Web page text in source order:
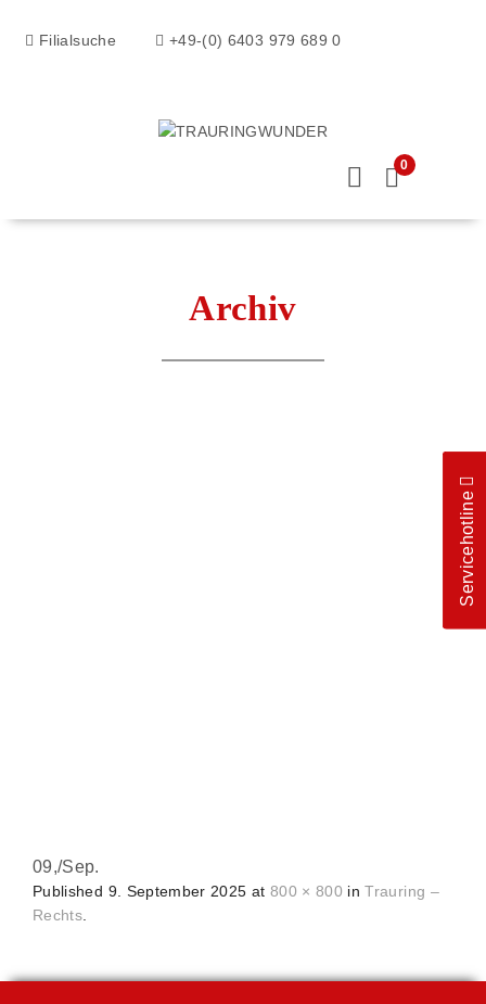
Filialsuche +49-(0) 6403 979 689 0
0
Archiv
09,/Sep.
Published 9. September 2025 at 800 × 800 inTrauring –
Rechts.
Servicehotline